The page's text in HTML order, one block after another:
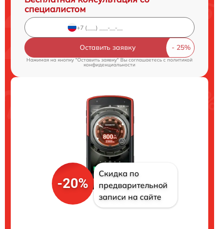
специалистом
Оставить заявку
Нажимая на кнопку "Оставить заявку" Вы соглашаетесь cполитикой
конфиденциальности
-20%
Скидка по
предварительной
записи на сайте